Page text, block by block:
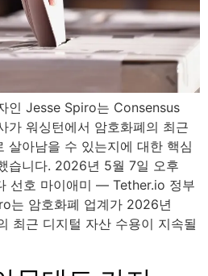
인 Jesse Spiro는 Consensus
워싱턴에서 암호화폐의 최근
살아남을 수 있는지에 대한 핵심
습니다. 2026년 5월 7일 오후
선호 마이애미 — Tether.io 정부
는 암호화폐 업계가 2026년
최근 디지털 자산 수용이 지속될